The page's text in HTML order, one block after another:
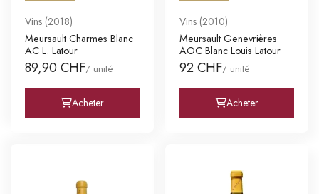
Vins (2018)
Meursault Charmes Blanc
AC L. Latour
89,90 CHF/ unité
Acheter
Vins (2010)
Meursault Genevrières
AOC Blanc Louis Latour
92 CHF/ unité
Acheter